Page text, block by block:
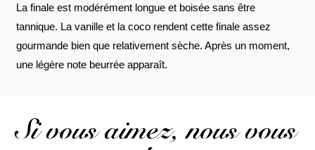
La finale est modérément longue et boisée sans être
tannique. La vanille et la coco rendent cette finale assez
gourmande bien que relativement sèche. Après un moment,
une légère note beurrée apparaît.
Si vous aimez, nous vous